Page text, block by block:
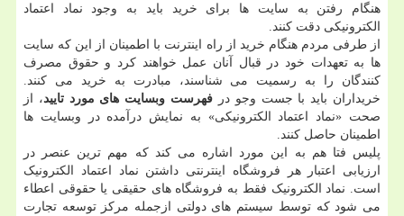
هنگام رفتن به سایت ها برای خرید باید به وجود نماد اعتماد
الکترونیکی دقت کنند.
از طرفی مردم هنگام خرید از راه اینترنت با اطمینان از این که سایت
ها به تعهدات خود در قبال آنان عمل خواهند کرد و حقوق مصرف
کنندگان را به رسمیت می شناسند، مبادرت به خرید می کنند.
خریداران باید با جست وجو در فهرست وبسایت های مورد تایید، از
صحت «نماد اعتماد الکترونیکی» به نمایش درآمده در وبسایت ها
اطمینان حاصل کنند.
پلیس فتا هم به این مورد اشاره می کند که مهم ترین عنصر در
ارزیابی اعتبار هر فروشگاه اینترنتی داشتن نماد اعتماد الکترونیک
است. نماد الکترونیک فقط به فروشگاه های حقیقی یا حقوقی اعطاء
می شود که توسط سیستم های دولتی ازجمله مرکز توسعه تجارت